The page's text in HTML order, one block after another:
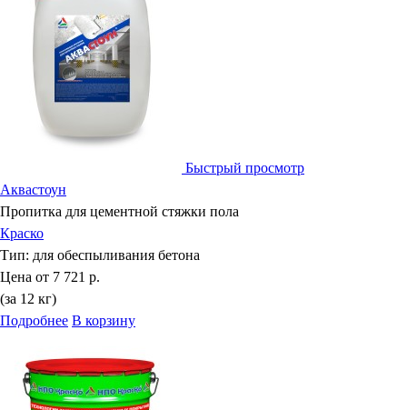
Быстрый просмотр
Аквастоун
Пропитка для цементной стяжки пола
Краско
Тип: для обеспыливания бетона
Цена от 7 721 р.
(за 12 кг)
Подробнее В корзину